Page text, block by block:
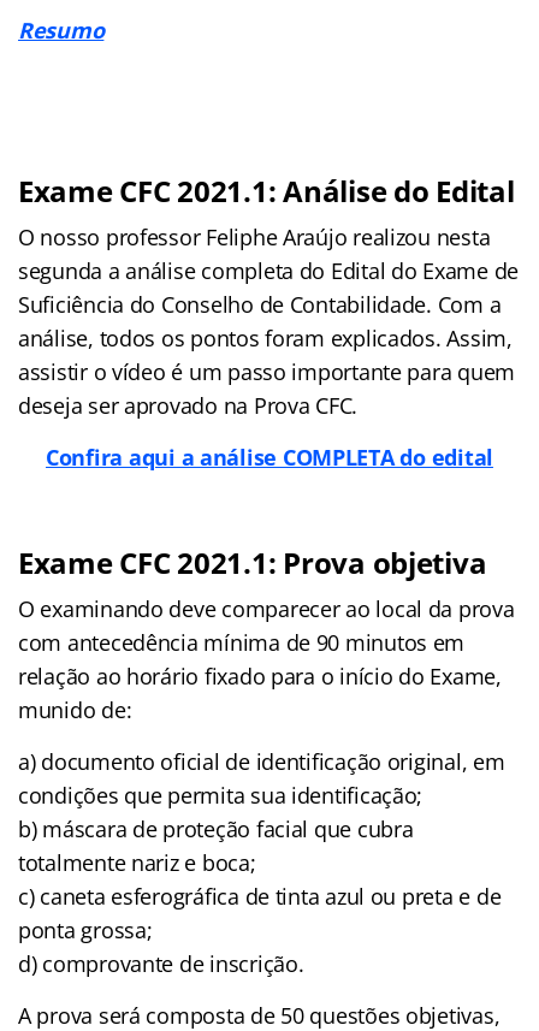
Resumo
Exame CFC 2021.1: Análise do Edital
O nosso professor Feliphe Araújo realizou nesta
segunda a análise completa do Edital do Exame de
Suficiência do Conselho de Contabilidade. Com a
análise, todos os pontos foram explicados. Assim,
assistir o vídeo é um passo importante para quem
deseja ser aprovado na Prova CFC.
Confira aqui a análise COMPLETA do edital
Exame CFC 2021.1: Prova objetiva
O examinando deve comparecer ao local da prova
com antecedência mínima de 90 minutos em
relação ao horário fixado para o início do Exame,
munido de:
a) documento oficial de identificação original, em
condições que permita sua identificação;
b) máscara de proteção facial que cubra
totalmente nariz e boca;
c) caneta esferográfica de tinta azul ou preta e de
ponta grossa;
d) comprovante de inscrição.
A prova será composta de 50 questões objetivas,